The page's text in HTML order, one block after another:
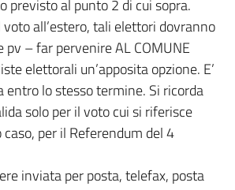
previsto al punto 2 di cui sopra.
all’estero, tali elettori dovranno
pv – far pervenire AL COMUNE
elettorali un’apposita opzione. E’
entro lo stesso termine. Si ricorda
solo per il voto cui si riferisce
per il Referendum del 4
inviata per posta, telefax, posta